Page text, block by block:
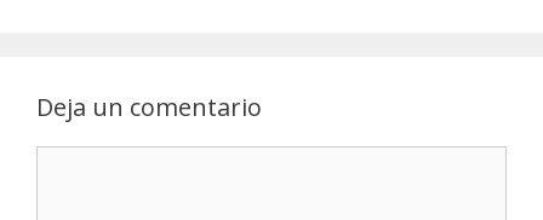
Deja un comentario